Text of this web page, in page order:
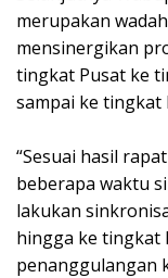
merupakan
mensinergikan
tingkat Pusat ke
sampai ke tingkat
“Sesuai hasil
beberapa waktu
lakukan
hingga ke tingkat
penanggulangan